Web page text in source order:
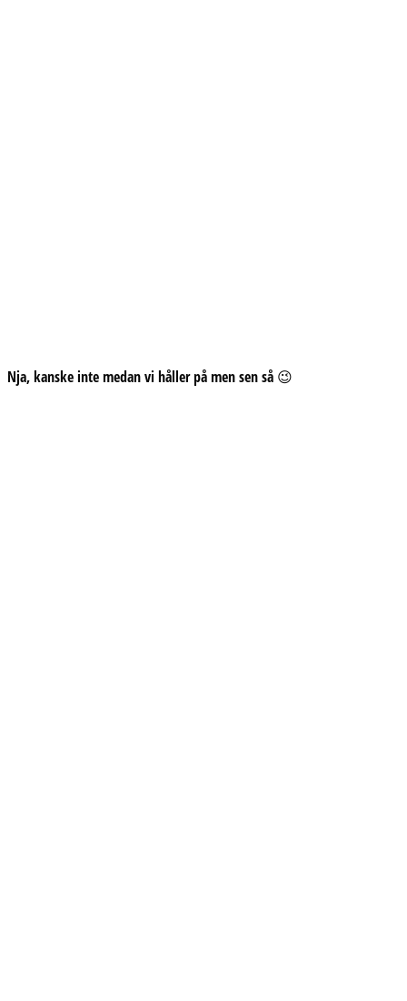
Nja, kanske inte medan vi håller på men sen så 😉